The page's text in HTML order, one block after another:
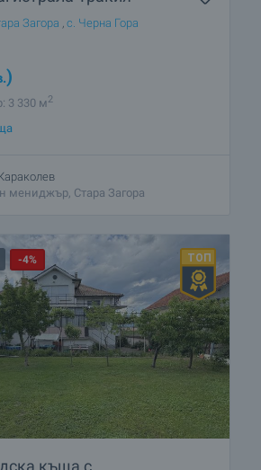
Загора с. Черна Гора
)
3 330 м2
мениджър, Стара Загора
-4%
къща с